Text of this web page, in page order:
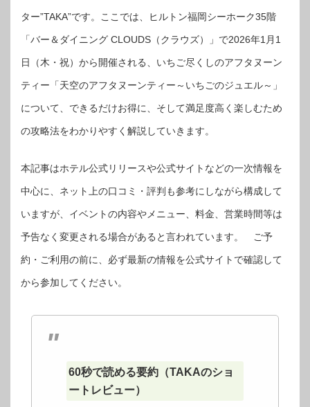
ター”TAKA”です。ここでは、ヒルトン福岡シーホーク35階
「バー＆ダイニング CLOUDS（クラウズ）」で2026年1月1
日（木・祝）から開催される、いちご尽くしのアフタヌーン
ティー「天空のアフタヌーンティー～いちごのジュエル～」
について、できるだけお得に、そして満足度高く楽しむため
の攻略法をわかりやすく解説していきます。
本記事はホテル公式リリースや公式サイトなどの一次情報を
中心に、ネット上の口コミ・評判も参考にしながら構成して
いますが、イベントの内容やメニュー、料金、営業時間等は
予告なく変更される場合があると言われています。 ご予
約・ご利用の前に、必ず最新の情報を公式サイトで確認して
から参加してください。
60秒で読める要約（TAKAのショ
ートレビュー）